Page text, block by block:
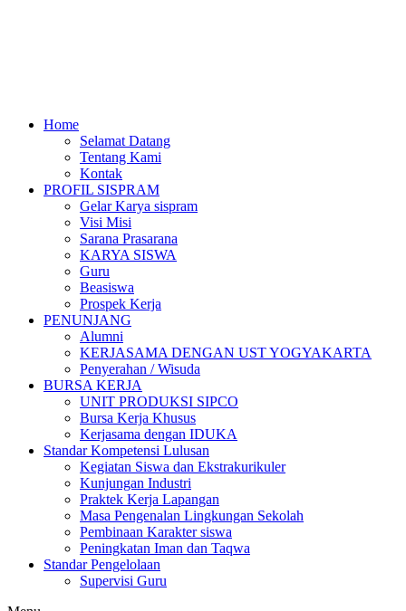
Home
Selamat Datang
Tentang Kami
Kontak
PROFIL SISPRAM
Gelar Karya sispram
Visi Misi
Sarana Prasarana
KARYA SISWA
Guru
Beasiswa
Prospek Kerja
PENUNJANG
Alumni
KERJASAMA DENGAN UST YOGYAKARTA
Penyerahan / Wisuda
BURSA KERJA
UNIT PRODUKSI SIPCO
Bursa Kerja Khusus
Kerjasama dengan IDUKA
Standar Kompetensi Lulusan
Kegiatan Siswa dan Ekstrakurikuler
Kunjungan Industri
Praktek Kerja Lapangan
Masa Pengenalan Lingkungan Sekolah
Pembinaan Karakter siswa
Peningkatan Iman dan Taqwa
Standar Pengelolaan
Supervisi Guru